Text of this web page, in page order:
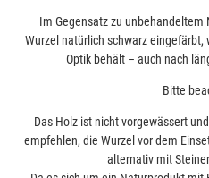
Im Gegensatz zu unbehandeltem
Wurzel natürlich schwarz
Optik behält – auch nach
Bitte
Das Holz ist nicht vorgewässert
empfehlen, die Wurzel vor dem
alternativ mit